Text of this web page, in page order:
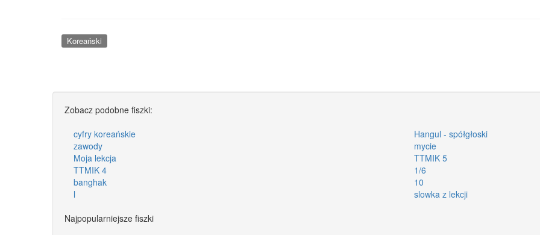
Koreański
Zobacz podobne fiszki:
cyfry koreańskie
Hangul - spółgłoski
zawody
mycie
Moja lekcja
TTMIK 5
TTMIK 4
1/6
banghak
10
l
slowka z lekcji
Najpopularniejsze fiszki